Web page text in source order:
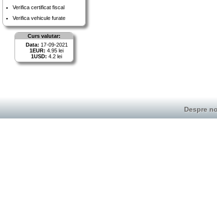
Verifica certificat fiscal
Verifica vehicule furate
Curs valutar:
Data: 17-09-2021
1EUR: 4.95 lei
1USD: 4.2 lei
Despre